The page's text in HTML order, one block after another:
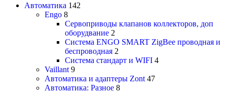
Автоматика 142
Engo 8
Сервоприводы клапанов коллекторов, доп
оборудвание 2
Система ENGO SMART ZigBee проводная и
беспроводная 2
Система стандарт и WIFI 4
Vaillant 9
Автоматика и адаптеры Zont 47
Автоматика: Разное 8